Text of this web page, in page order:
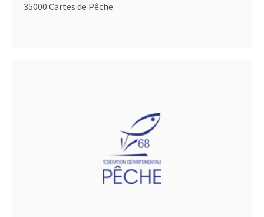
35000 Cartes de Pêche